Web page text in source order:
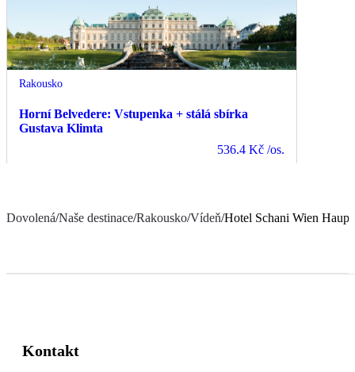
Rakousko
Horní Belvedere: Vstupenka + stálá sbírka
Gustava Klimta
536.4 Kč /os.
Dovolená/Naše destinace/Rakousko/Vídeň/Hotel Schani Wien
Kontakt